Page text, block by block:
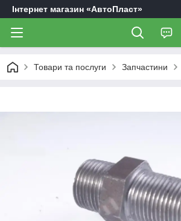
Інтернет магазин «АвтоПласт»
Товари та послуги Запчастини